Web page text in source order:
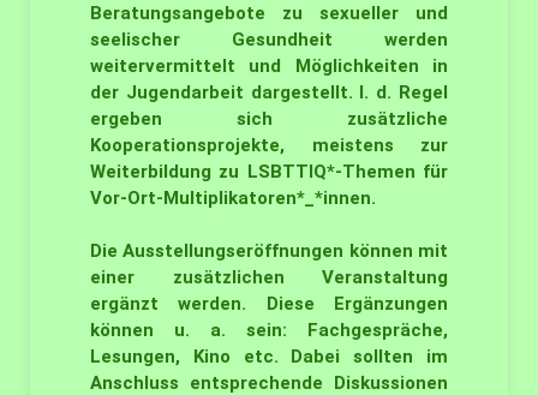
Beratungsangebote zu sexueller und
seelischer Gesundheit werden
weitervermittelt und Möglichkeiten in
der Jugendarbeit dargestellt. I. d. Regel
ergeben sich zusätzliche
Kooperationsprojekte, meistens zur
Weiterbildung zu LSBTTIQ*-Themen für
Vor-Ort-Multiplikatoren*_*innen.
Die Ausstellungseröffnungen können mit
einer zusätzlichen Veranstaltung
ergänzt werden. Diese Ergänzungen
können u. a. sein: Fachgespräche,
Lesungen, Kino etc. Dabei sollten im
Anschluss entsprechende Diskussionen